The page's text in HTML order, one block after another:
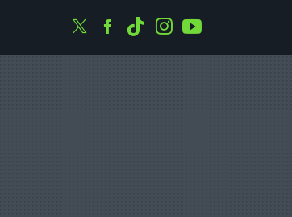
TwitterFacebook
TiktokInstagram